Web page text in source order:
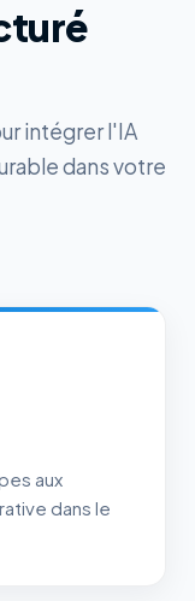
intégrer l'IA
dans votre
aux
dans le